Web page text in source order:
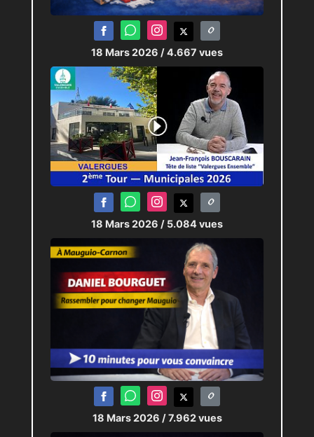
18 Mars 2026 / 4.667 vues
18 Mars 2026 / 5.084 vues
18 Mars 2026 / 7.962 vues